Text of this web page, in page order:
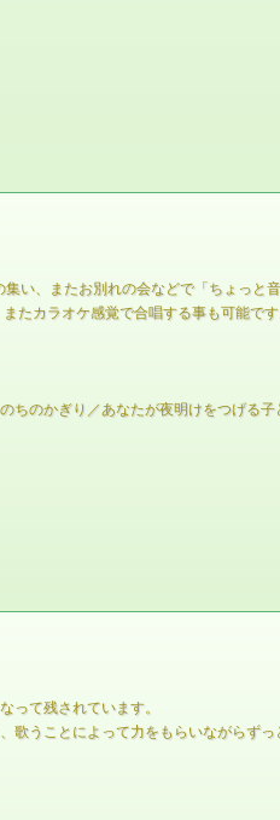
い、またお別れの会などで「ちょっ
カラオケ感覚で合唱する事も可能で
のかぎり／あなたが夜明けをつげる
って残されています。
うことによって力をもらいながらずっ